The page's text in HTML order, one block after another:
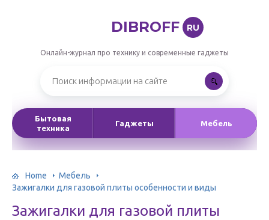
DIBROFF RU
Онлайн-журнал про технику и современные гаджеты
Бытовая
техника
Гаджеты Мебель
Home
Мебель
Зажигалки для газовой плиты особенности и виды
Зажигалки для газовой плиты